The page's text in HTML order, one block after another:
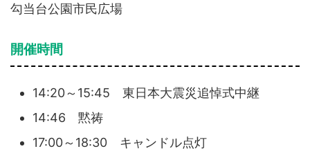
勾当台公園市民広場
開催時間
14:20～15:45 東日本大震災追悼式中継
14:46 黙祷
17:00～18:30 キャンドル点灯